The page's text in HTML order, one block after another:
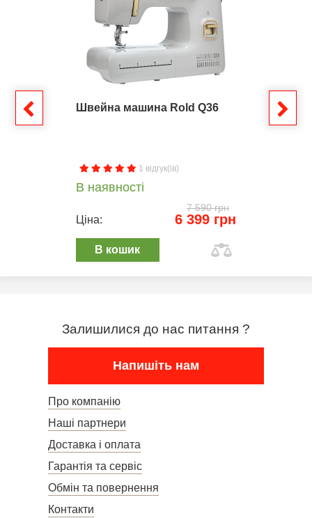
Швейна машина Rold Q36
1 відгук(ів)
В наявності
7 590 грн
Ціна: 6 399 грн
В кошик
Залишилися до нас питання ?
Напишіть нам
Про компанію
Наші партнери
Доставка і оплата
Гарантія та сервіс
Обмін та повернення
Контакти